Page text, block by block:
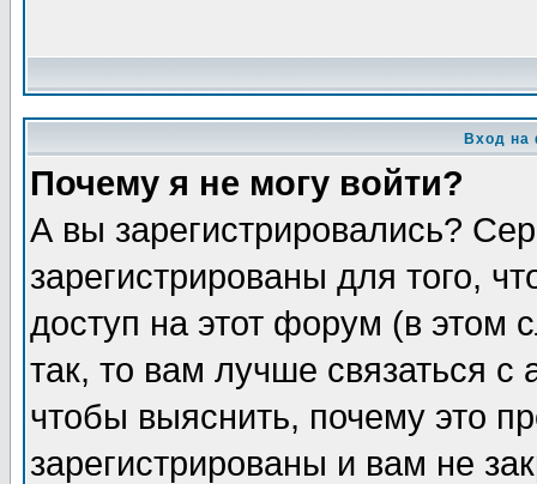
Вход на
Почему я не могу войти?
А вы зарегистрировались?
зарегистрированы для того,
доступ на этот форум (в этом
так, то вам лучше связаться
чтобы выяснить, почему это
зарегистрированы и вам не